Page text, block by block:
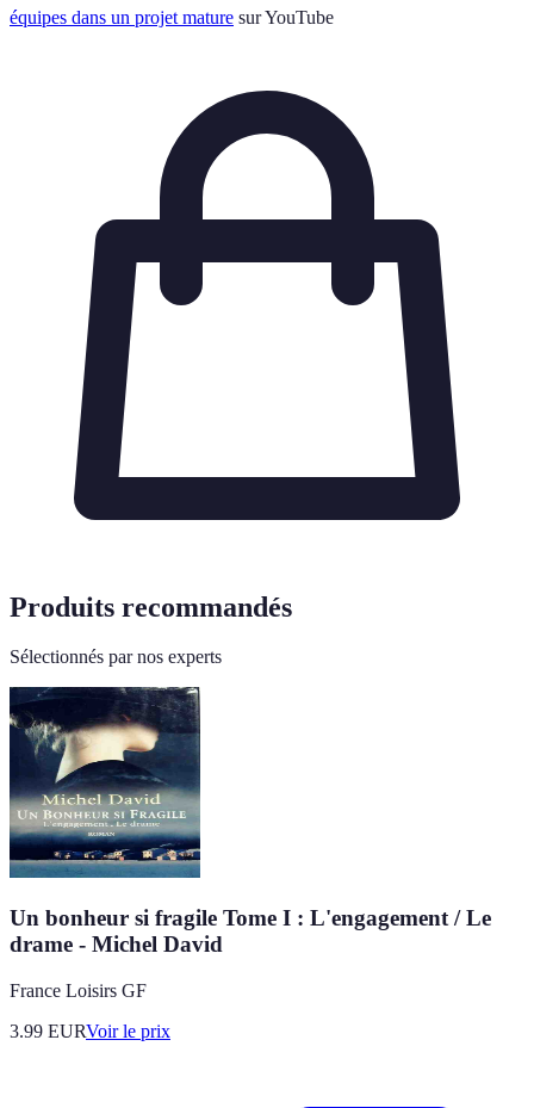
équipes dans un projet mature sur YouTube
Produits recommandés
Sélectionnés par nos experts
Un bonheur si fragile Tome I : L'engagement / Le
drame - Michel David
France Loisirs GF
3.99 EURVoir le prix